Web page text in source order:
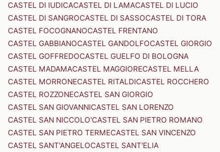
CASTEL DI IUDICACASTEL DI LAMACASTEL DI LUCIO
CASTEL DI SANGROCASTEL DI SASSOCASTEL DI TORA
CASTEL FOCOGNANOCASTEL FRENTANO
CASTEL GABBIANOCASTEL GANDOLFOCASTEL GIORGIO
CASTEL GOFFREDOCASTEL GUELFO DI BOLOGNA
CASTEL MADAMACASTEL MAGGIORECASTEL MELLA
CASTEL MORRONECASTEL RITALDICASTEL ROCCHERO
CASTEL ROZZONECASTEL SAN GIORGIO
CASTEL SAN GIOVANNICASTEL SAN LORENZO
CASTEL SAN NICCOLO'CASTEL SAN PIETRO ROMANO
CASTEL SAN PIETRO TERMECASTEL SAN VINCENZO
CASTEL SANT'ANGELOCASTEL SANT'ELIA